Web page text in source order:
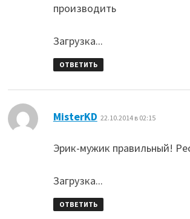
производить
Загрузка...
ОТВЕТИТЬ
MisterKD 22.10.2014 в 02:15
Эрик-мужик правильный!
Загрузка...
ОТВЕТИТЬ